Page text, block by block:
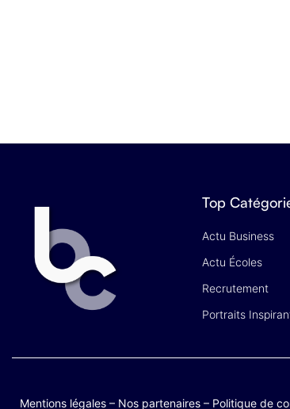
Top
Actu Business
Actu Écoles
Recrutement
Portraits
Mentions légales – Nos partenaires – Politique de